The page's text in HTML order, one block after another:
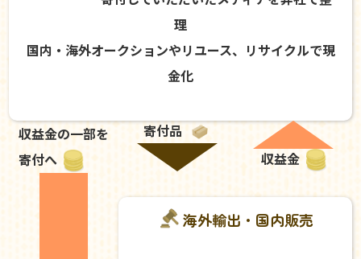
理
国内・海外オークションやリユース、リサイクルで現
金化
収益金の一部を
寄付へ
寄付品
収益金
海外輸出・国内販売